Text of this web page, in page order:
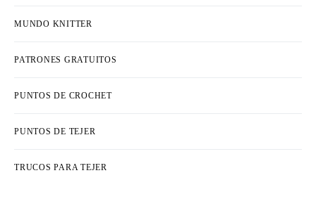
MUNDO KNITTER
PATRONES GRATUITOS
PUNTOS DE CROCHET
PUNTOS DE TEJER
TRUCOS PARA TEJER